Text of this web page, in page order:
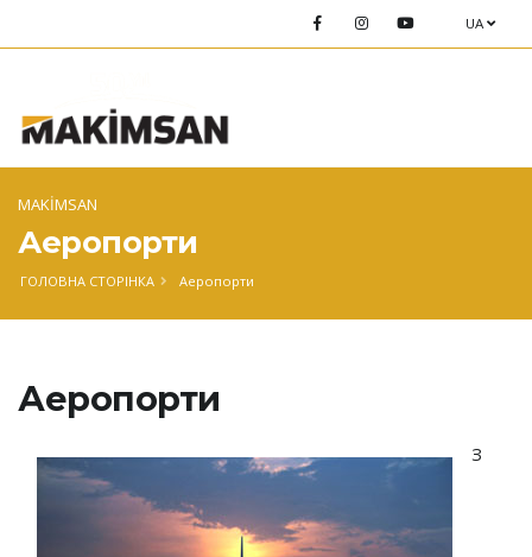
UA
MAKİMSAN
Аеропорти
ГОЛОВНА СТОРІНКА Аеропорти
Аеропорти
З